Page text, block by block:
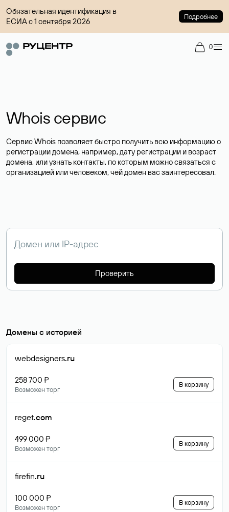
Обязательная идентификация в
ЕСИА с 1 сентября 2026
Подробнее
0
Whois сервис
Сервис Whois позволяет быстро получить всю информацию о
регистрации домена, например, дату регистрации и возраст
домена, или узнать контакты, по которым можно связаться с
организацией или человеком, чей домен вас заинтересовал.
Проверить
Домены с историей
webdesigners.ru
258 700 ₽
Возможен торг
В корзину
reget.com
499 000 ₽
Возможен торг
В корзину
firefin.ru
100 000 ₽
Возможен торг
В корзину